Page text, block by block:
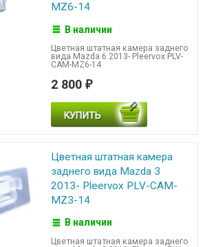
MZ6-14
В наличии
Цветная штатная камера заднего
вида Mazda 6 2013- Pleervox PLV-
CAM-MZ6-14
2 800 ₽
Цветная штатная камера
заднего вида Mazda 3
2013- Pleervox PLV-CAM-
MZ3-14
В наличии
Цветная штатная камера заднего